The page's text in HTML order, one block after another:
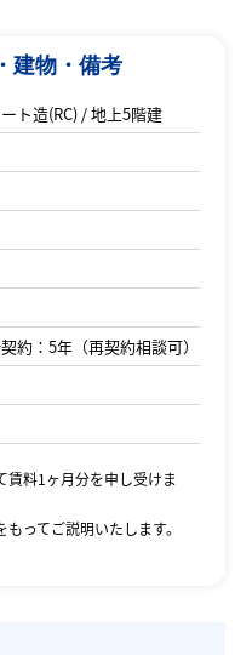
建物・備考
ト造(RC) / 地上5階建
約：5年（再契約相談可）
料1ヶ月分を申し受けま
ってご説明いたします。